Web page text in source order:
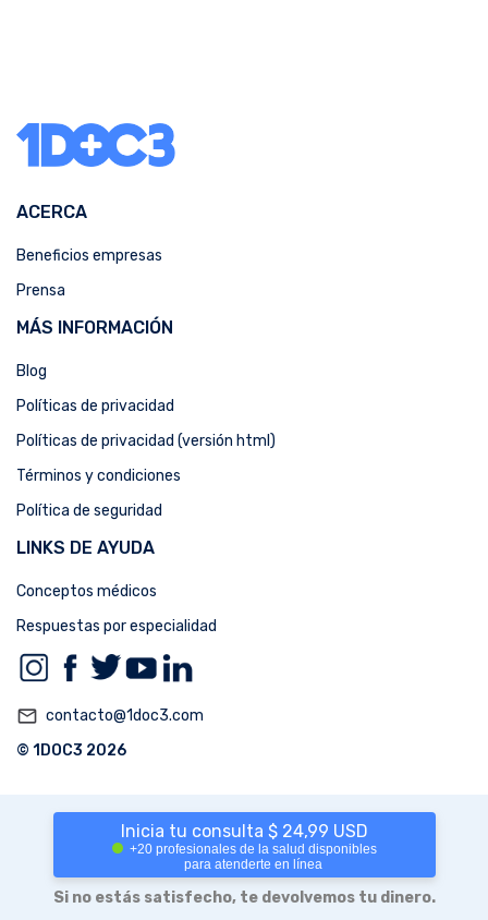
Inicia tu consulta $ 24,99 USD
+20 profesionales de la salud disponibles
para atenderte en línea
Si no estás satisfecho, te devolvemos tu dinero.
ACERCA
Beneficios empresas
Prensa
MÁS INFORMACIÓN
Blog
Políticas de privacidad
Políticas de privacidad (versión html)
Términos y condiciones
Política de seguridad
LINKS DE AYUDA
Conceptos médicos
Respuestas por especialidad
mail_outline contacto@1doc3.com
© 1DOC3 2026